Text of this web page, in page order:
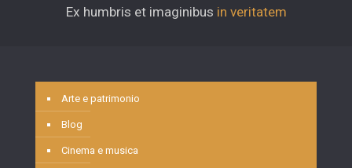
Ex humbris et imaginibus in veritatem
Arte e patrimonio
Blog
Cinema e musica